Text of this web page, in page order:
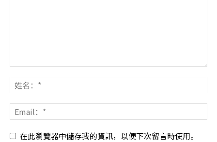
在此瀏覽器中儲存我的資訊，以便下次留言時使用。